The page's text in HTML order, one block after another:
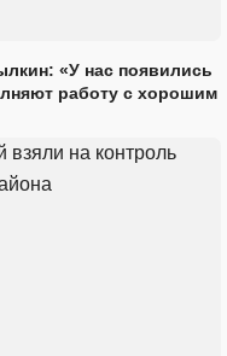
«У нас появились
работу с хорошим